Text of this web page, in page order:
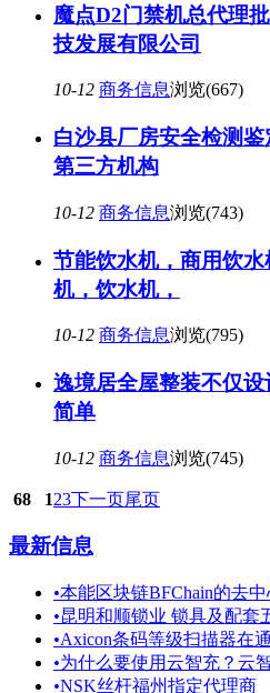
魔点D2门禁机总代理
技发展有限公司
10-12 商务信息浏览(667)
白沙县厂房安全检测
第三方机构
10-12 商务信息浏览(743)
节能饮水机，商用饮
机，饮水机，
10-12 商务信息浏览(795)
逸境居全屋整装不仅
简单
10-12 商务信息浏览(745)
68 123下一页尾页
最新信息
•本能区块链BFChain的去
•昆明和顺锁业 锁具及配套
•Axicon条码等级扫描器在
•为什么要使用云智充？云
•NSK丝杆福州指定代理商